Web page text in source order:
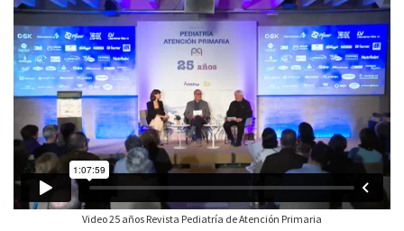
Video 25 años Revista Pediatría de Atención Primaria